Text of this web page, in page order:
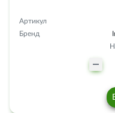
Артикул
Бренд